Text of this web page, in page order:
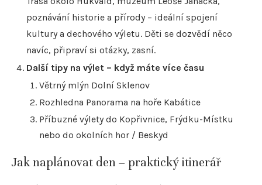
poznávání historie a přírody – ideální spojení
kultury a dechového výletu. Děti se dozvědí něco
navíc, připraví si otázky, zasní.
Další tipy na výlet – když máte více času
Větrný mlýn Dolní Sklenov
Rozhledna Panorama na hoře Kabátice
Příbuzné výlety do Kopřivnice, Frýdku-Místku
nebo do okolních hor / Beskyd
Jak naplánovat den – praktický itinerář